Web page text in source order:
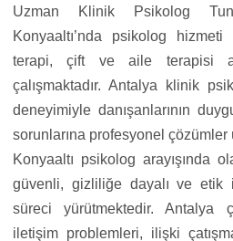
Uzman Klinik Psikolog
Konyaaltı’nda psikolog
terapi, çift ve aile terapisi
çalışmaktadır. Antalya klinik
deneyimiyle danışanlarının
sorunlarına profesyonel çözümler
Konyaaltı psikolog arayışında
güvenli, gizliliğe dayalı ve etik
süreci yürütmektedir. Antalya
iletişim problemleri, ilişki